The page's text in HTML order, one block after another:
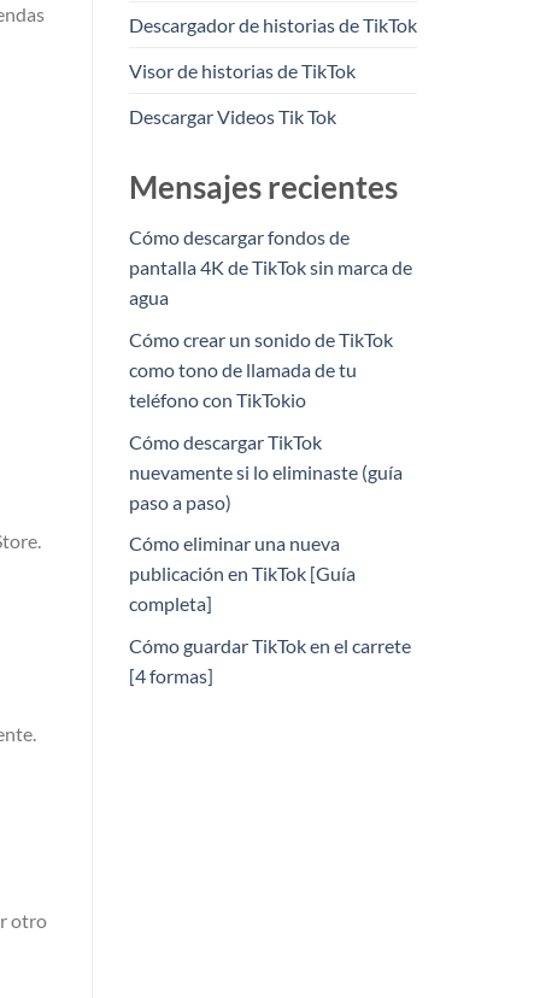
otro
Descargador de historias de TikTok
Visor de historias de TikTok
Descargar Videos Tik Tok
Mensajes recientes
Cómo descargar fondos de
pantalla 4K de TikTok sin marca de
agua
Cómo crear un sonido de TikTok
como tono de llamada de tu
teléfono con TikTokio
Cómo descargar TikTok
nuevamente si lo eliminaste (guía
paso a paso)
Cómo eliminar una nueva
publicación en TikTok [Guía
completa]
Cómo guardar TikTok en el carrete
[4 formas]